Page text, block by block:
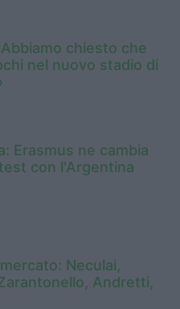
chiesto che
nel nuovo stadio di
Erasmus ne cambia
con l'Argentina
Neculai,
Andretti,